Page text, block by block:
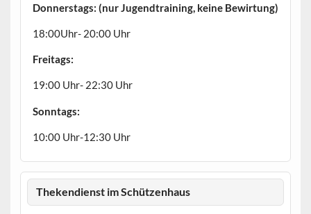
Donnerstags: (nur Jugendtraining, keine Bewirtung)
18:00Uhr- 20:00 Uhr
Freitags:
19:00 Uhr- 22:30 Uhr
Sonntags:
10:00 Uhr-12:30 Uhr
Thekendienst im Schützenhaus